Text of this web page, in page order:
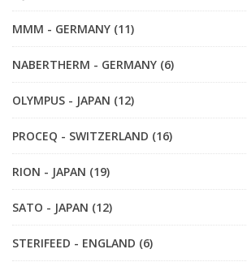
MMM - GERMANY (11)
NABERTHERM - GERMANY (6)
OLYMPUS - JAPAN (12)
PROCEQ - SWITZERLAND (16)
RION - JAPAN (19)
SATO - JAPAN (12)
STERIFEED - ENGLAND (6)